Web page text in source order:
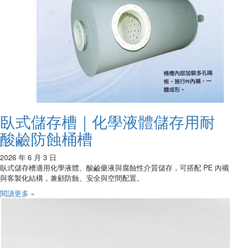
臥式儲存槽｜化學液體儲存用耐
酸鹼防蝕桶槽
2026 年 6 月 3 日
臥式儲存槽適用化學液體、酸鹼藥液與腐蝕性介質儲存，可搭配 PE 內襯
與客製化結構，兼顧防蝕、安全與空間配置。
閱讀更多 »